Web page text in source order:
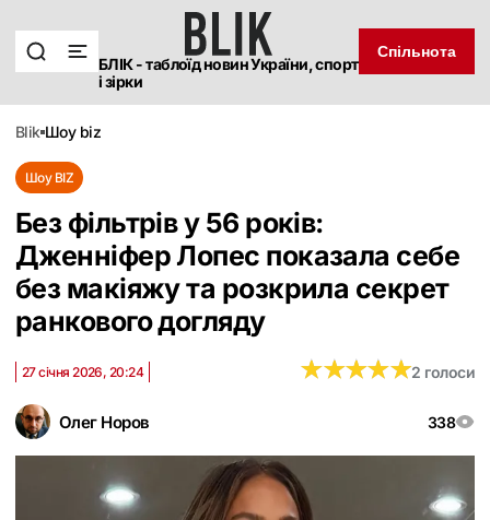
БЛІК - таблоїд новин України, спорт
і зірки
Спільнота
blik шоу biz
Шоу BIZ
Без фільтрів у 56 років:
Дженніфер Лопес показала себе
без макіяжу та розкрила секрет
ранкового догляду
Олег Норов 338
27 січня 2026, 20:24 ★★★★★
★★★★★2 голоси